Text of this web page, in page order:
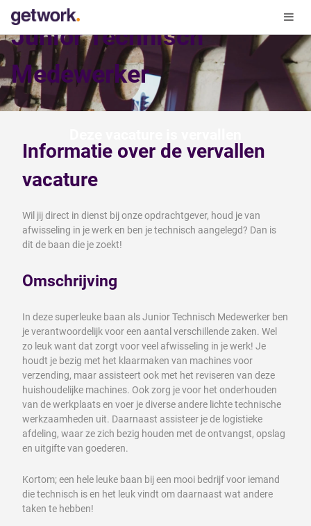
Junior Technisch
Medewerker
Informatie over de vervallen
vacature
Wil jij direct in dienst bij onze opdrachtgever, houd je van
afwisseling in je werk en ben je technisch aangelegd? Dan is
dit de baan die je zoekt!
Omschrijving
In deze superleuke baan als Junior Technisch Medewerker ben
je verantwoordelijk voor een aantal verschillende zaken. Wel
zo leuk want dat zorgt voor veel afwisseling in je werk! Je
houdt je bezig met het klaarmaken van machines voor
verzending, maar assisteert ook met het reviseren van deze
huishoudelijke machines. Ook zorg je voor het onderhouden
van de werkplaats en voer je diverse andere lichte technische
werkzaamheden uit. Daarnaast assisteer je de logistieke
afdeling, waar ze zich bezig houden met de ontvangst, opslag
en uitgifte van goederen.
Kortom; een hele leuke baan bij een mooi bedrijf voor iemand
die technisch is en het leuk vindt om daarnaast wat andere
taken te hebben!